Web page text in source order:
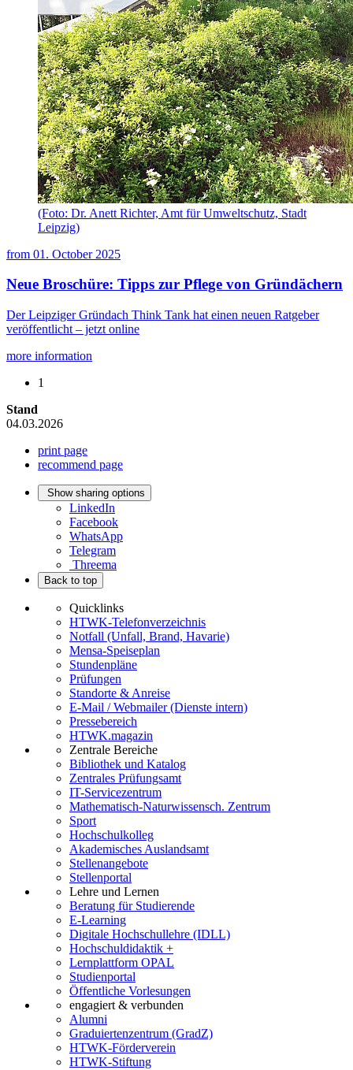
(Foto: Dr. Anett Richter, Amt für Umweltschutz, Stadt
Leipzig)
from 01. October 2025
Neue Broschüre: Tipps zur Pflege von Gründächern
Der Leipziger Gründach Think Tank hat einen neuen Ratgeber
veröffentlicht – jetzt online
more information
1
Stand
04.03.2026
print page
recommend page
Show sharing options
LinkedIn
Facebook
WhatsApp
Telegram
Threema
Back to top
Quicklinks
HTWK-Telefonverzeichnis
Notfall (Unfall, Brand, Havarie)
Mensa-Speiseplan
Stundenpläne
Prüfungen
Standorte & Anreise
E-Mail / Webmailer (Dienste intern)
Pressebereich
HTWK.magazin
Zentrale Bereiche
Bibliothek und Katalog
Zentrales Prüfungsamt
IT-Servicezentrum
Mathematisch-Naturwissensch. Zentrum
Sport
Hochschulkolleg
Akademisches Auslandsamt
Stellenangebote
Stellenportal
Lehre und Lernen
Beratung für Studierende
E-Learning
Digitale Hochschullehre (IDLL)
Hochschuldidaktik +
Lernplattform OPAL
Studienportal
Öffentliche Vorlesungen
engagiert & verbunden
Alumni
Graduiertenzentrum (GradZ)
HTWK-Förderverein
HTWK-Stiftung